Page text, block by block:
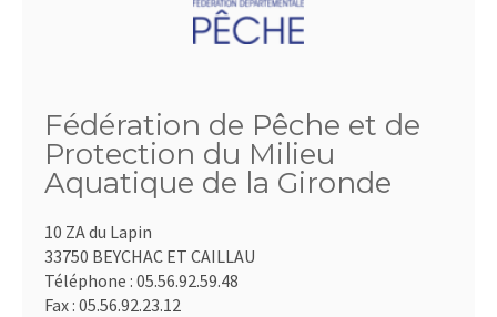
Fédération de Pêche et de
Protection du Milieu
Aquatique de la Gironde
10 ZA du Lapin
33750 BEYCHAC ET CAILLAU
Téléphone : 05.56.92.59.48
Fax : 05.56.92.23.12